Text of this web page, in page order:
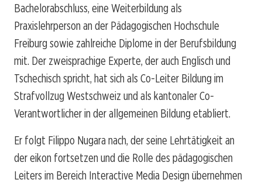
Bachelorabschluss, eine Weiterbildung als
Praxislehrperson an der Pädagogischen Hochschule
Freiburg sowie zahlreiche Diplome in der Berufsbildung
mit. Der zweisprachige Experte, der auch Englisch und
Tschechisch spricht, hat sich als Co-Leiter Bildung im
Strafvollzug Westschweiz und als kantonaler Co-
Verantwortlicher in der allgemeinen Bildung etabliert.
Er folgt Filippo Nugara nach, der seine Lehrtätigkeit an
der eikon fortsetzen und die Rolle des pädagogischen
Leiters im Bereich Interactive Media Design übernehmen